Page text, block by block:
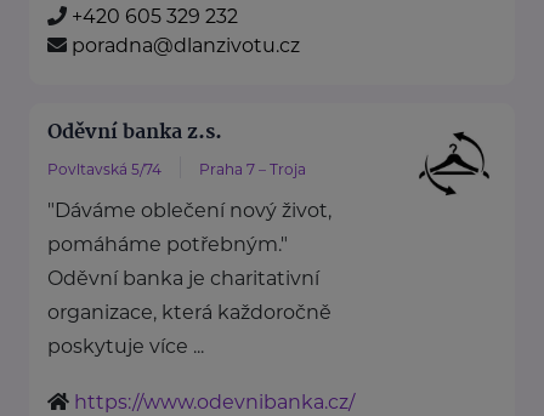
+420 605 329 232
poradna@dlanzivotu.cz
Oděvní banka z.s.
Povltavská 5/74 Praha 7 – Troja
"Dáváme oblečení nový život,
pomáháme potřebným."
Oděvní banka je charitativní
organizace, která každoročně
poskytuje více ...
https://www.odevnibanka.cz/